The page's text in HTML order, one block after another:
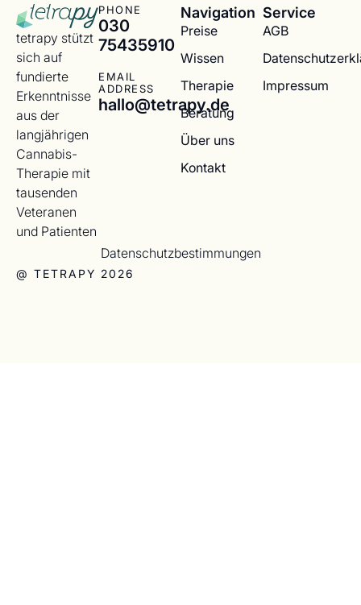
tetrapy stützt
sich auf
fundierte
Erkenntnisse
aus der
langjährigen
Cannabis-
Therapie mit
tausenden
Veteranen
und Patienten
PHONE
030
75435910
EMAIL
ADDRESS
hallo@tetrapy.de
Navigation
Preise
Wissen
Therapie
Beratung
Über uns
Kontakt
Service
AGB
Impressum
@ TETRAPY 2026
Datenschutzbestimmungen